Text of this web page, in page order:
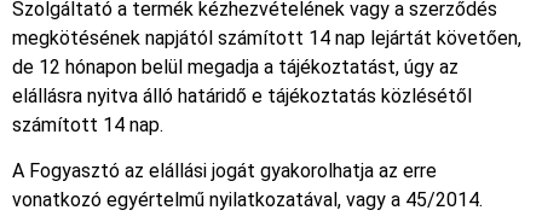
Szolgáltató a termék kézhezvételének vagy a szerződés
megkötésének napjától számított 14 nap lejártát követően,
de 12 hónapon belül megadja a tájékoztatást, úgy az
elállásra nyitva álló határidő e tájékoztatás közlésétől
számított 14 nap.
A Fogyasztó az elállási jogát gyakorolhatja az erre
vonatkozó egyértelmű nyilatkozatával, vagy a 45/2014.